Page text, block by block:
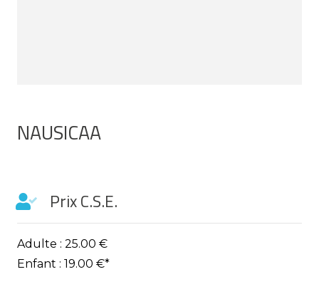
NAUSICAA
Prix C.S.E.
Adulte : 25.00 €
Enfant : 19.00 €*